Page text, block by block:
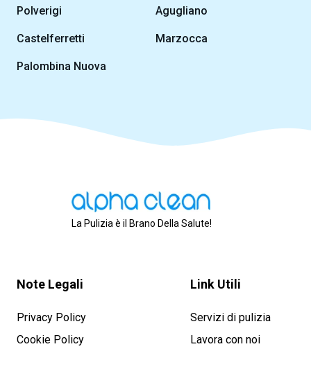
Polverigi Agugliano
Castelferretti Marzocca
Palombina Nuova
La Pulizia è il Brano Della Salute!
Note Legali
Privacy Policy
Cookie Policy
Link Utili
Servizi di pulizia
Lavora con noi